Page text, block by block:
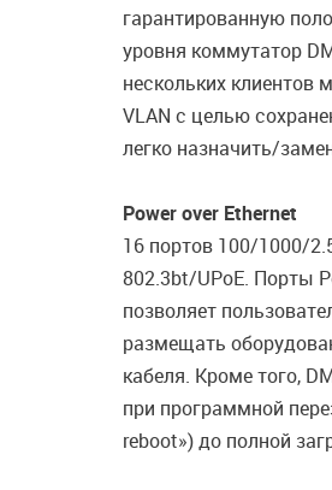
гарантированную
уровня коммутатор
нескольких клиентов
VLAN с целью
легко назначить/
Power over Ethernet
16 портов 100/1000/
802.3bt/UPoE. Порты
позволяет
размещать
кабеля. Кроме того,
при программной
reboot») до полной